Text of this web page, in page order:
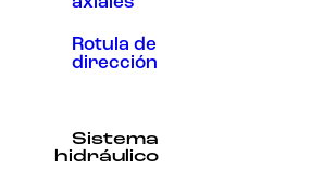
Rotula de
dirección
Sistema
hidráulico